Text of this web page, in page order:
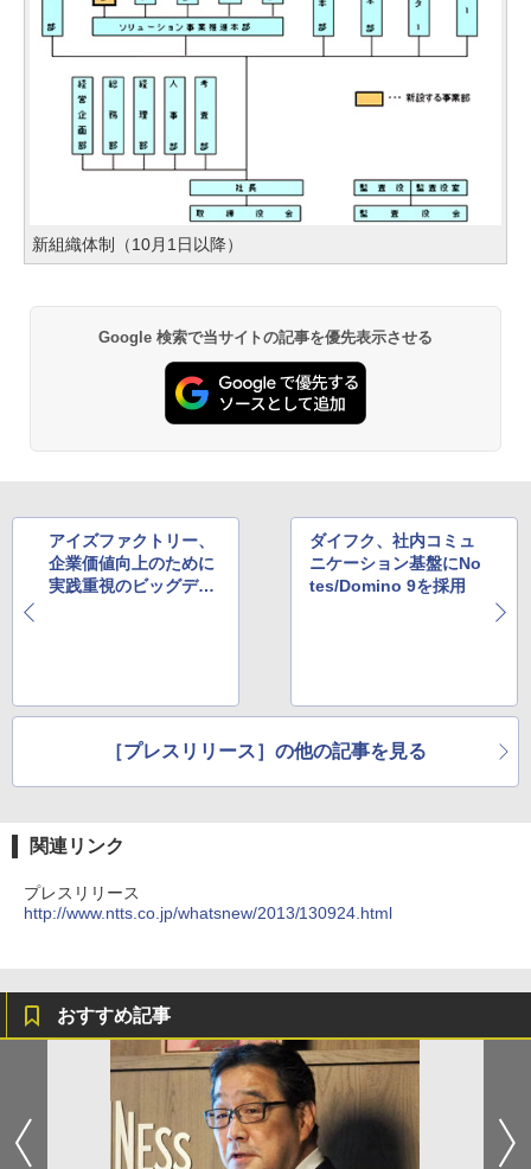
新組織体制（10月1日以降）
Google 検索で当サイトの記事を優先表示させる
アイズファクトリー、
企業価値向上のために
実践重視のビッグデー
ダイフク、社内コミュ
ニケーション基盤にNo
tes/Domino 9を採用
［プレスリリース］の他の記事を見る
関連リンク
プレスリリース
http://www.ntts.co.jp/whatsnew/2013/130924.html
おすすめ記事